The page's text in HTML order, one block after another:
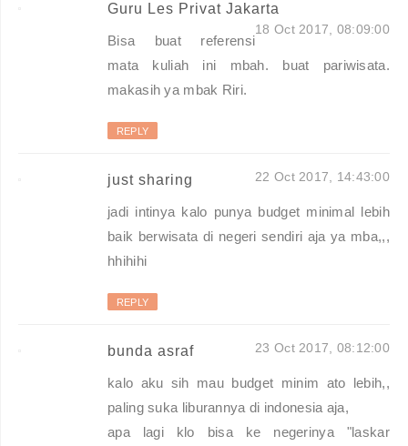
Guru Les Privat Jakarta
18 Oct 2017, 08:09:00
Bisa buat referensi
mata kuliah ini mbah. buat pariwisata.
makasih ya mbak Riri.
REPLY
just sharing 22 Oct 2017, 14:43:00
jadi intinya kalo punya budget minimal lebih
baik berwisata di negeri sendiri aja ya mba,,,
hhihihi
REPLY
bunda asraf 23 Oct 2017, 08:12:00
kalo aku sih mau budget minim ato lebih,,
paling suka liburannya di indonesia aja,
apa lagi klo bisa ke negerinya "laskar